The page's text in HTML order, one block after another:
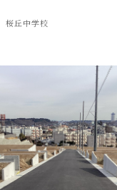
桜丘中学校